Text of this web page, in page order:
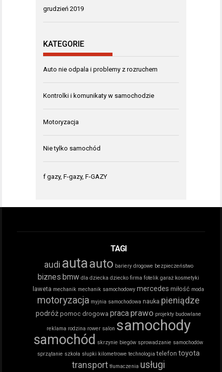
grudzień 2019
KATEGORIE
Auto nie odpala i problemy z rozruchem
Kontrolki i komunikaty w samochodzie
Motoryzacja
Nie tylko samochód
f gazy, F-gazy, F-GAZY
TAGI
audi autaauto bariery drogowe bezpieczeństwo
biznes bmw dla dziecka dziecko firma fotelik garaż kosmetyki
laweta mechanik mechanik samochodowy mercedes miłość moda
motoryzacja myjnia samochodowa nauka pieniądze
podróż pomoc drogowa praca prawo projekty budowlane
reklama rodzina rower salon samochody
samochód skrzynie biegów sprowadzanie samochodów
sprzątanie szkoła słupki kilometrowe technologia telefon toyota
transport tłumaczenia usługi